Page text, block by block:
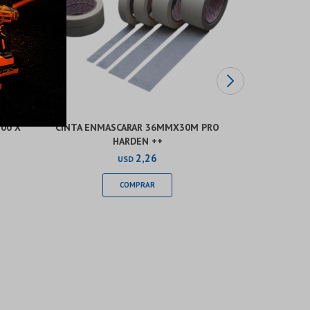
X
CINTA ENMASCARAR 36MMX30M PRO
HARDEN ++
USD 2,26